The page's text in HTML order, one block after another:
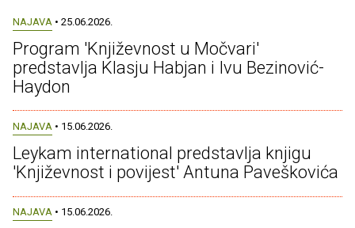
NAJAVA • 25.06.2026.
Program 'Književnost u Močvari'
predstavlja Klasju Habjan i Ivu Bezinović-
Haydon
NAJAVA • 15.06.2026.
Leykam international predstavlja knjigu
'Književnost i povijest' Antuna Paveškovića
NAJAVA • 15.06.2026.